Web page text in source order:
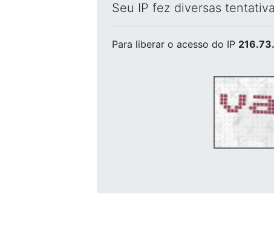
Seu IP fez diversas
Para liberar o acesso do IP